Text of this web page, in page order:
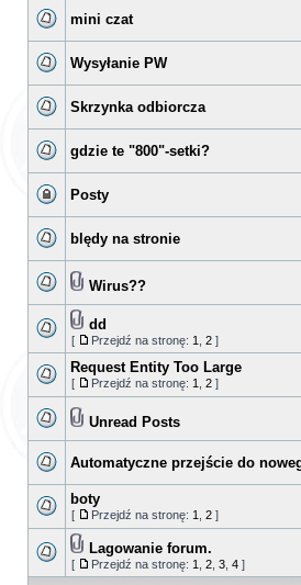
mini czat
Wysyłanie PW
Skrzynka odbiorcza
gdzie te "800"-setki?
Posty
blędy na stronie
Wirus??
dd
[ Przejdź na stronę: 1 2 ]
Request Entity Too Large
[ Przejdź na stronę: 1 2 ]
Unread Posts
Automatyczne przejście do
boty
[ Przejdź na stronę: 1 2 ]
Lagowanie forum.
[ Przejdź na stronę: 1 2 3 4 ]